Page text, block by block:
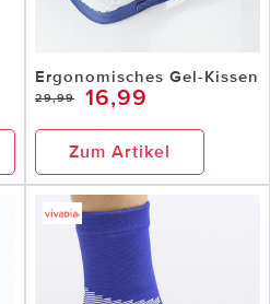
Ergonomisches Gel-Kissen
29,99 16,99
Zum Artikel